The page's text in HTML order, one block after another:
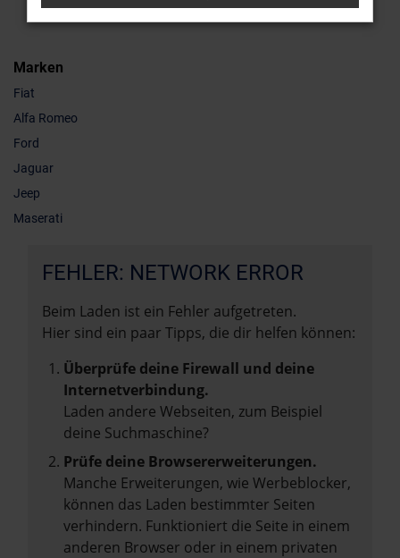
Marken
Fiat
Alfa Romeo
Ford
Jaguar
Jeep
Maserati
FEHLER: NETWORK ERROR
Beim Laden ist ein Fehler aufgetreten.
Hier sind ein paar Tipps, die dir helfen können:
Überprüfe deine Firewall und deine
Internetverbindung.
Laden andere Webseiten, zum Beispiel
deine Suchmaschine?
Prüfe deine Browsererweiterungen.
Manche Erweiterungen, wie Werbeblocker,
können das Laden bestimmter Seiten
verhindern. Funktioniert die Seite in einem
anderen Browser oder in einem privaten